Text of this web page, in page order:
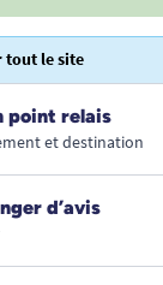
tout le site
point relais
et destination
d’avis